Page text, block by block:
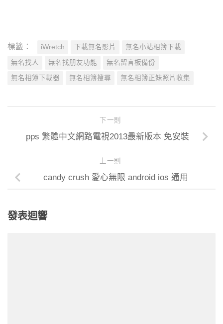
標籤： iWretch 下載無名影片 無名小站相簿下載
無名找人 無名找朋友功能 無名留言板備份
無名相簿下載器 無名相簿搜尋 無名相簿正妹照片收集
下一則
pps 繁體中文網路電視2013最新版本 免安裝
上一則
candy crush 愛心無限 android ios 通用
發表迴響